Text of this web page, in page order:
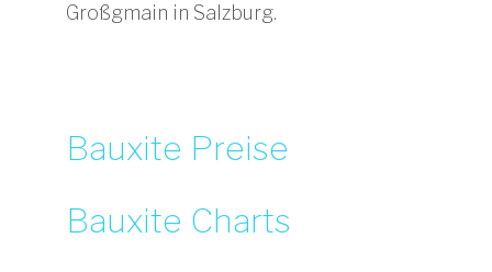
Großgmain in Salzburg.
Bauxite Preise
Bauxite Charts